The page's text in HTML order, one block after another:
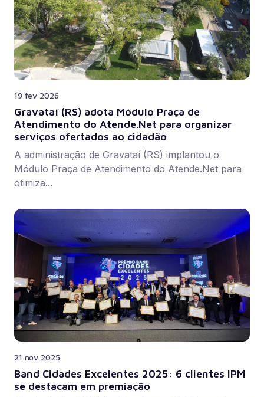
19 fev 2026
Gravataí (RS) adota Módulo Praça de
Atendimento do Atende.Net para organizar
serviços ofertados ao cidadão
A administração de Gravataí (RS) implantou o
Módulo Praça de Atendimento do Atende.Net para
otimiza...
21 nov 2025
Band Cidades Excelentes 2025: 6 clientes IPM
se destacam em premiação